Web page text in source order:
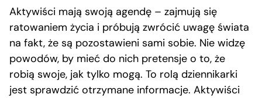
Aktywiści mają swoją agendę – zajmują się
ratowaniem życia i próbują zwrócić uwagę świata
na fakt, że są pozostawieni sami sobie. Nie widzę
powodów, by mieć do nich pretensje o to, że
robią swoje, jak tylko mogą. To rolą dziennikarki
jest sprawdzić otrzymane informacje. Aktywiści